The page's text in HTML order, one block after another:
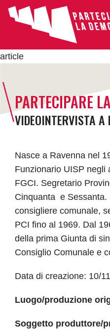
article
PARTECIPARE
VIDEOINTERVISTA
Nasce a Ravenna nel
Funzionario UISP negli
FGCI. Segretario
Cinquanta e Sessanta.
consigliere comunale,
PCI fino al 1969. Dal
della prima Giunta di
Consiglio Comunale e
Data di creazione: 10/
Luogo/produzione
Soggetto produttore/